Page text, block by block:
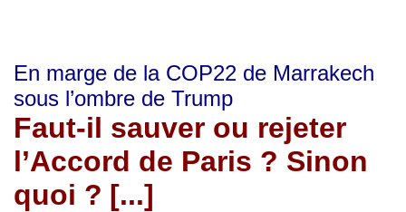
En marge de la COP22 de Marrakech
sous l’ombre de Trump
Faut-il sauver ou rejeter
l’Accord de Paris ? Sinon
quoi ? [...]